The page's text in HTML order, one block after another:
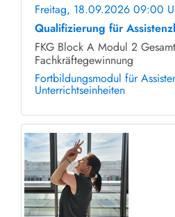
Freitag, 18.09.2026 09:00
Qualifizierung für
FKG Block A Modul 2
Fachkräftegewinnung
Fortbildungsmodul für
Unterrichtseinheiten